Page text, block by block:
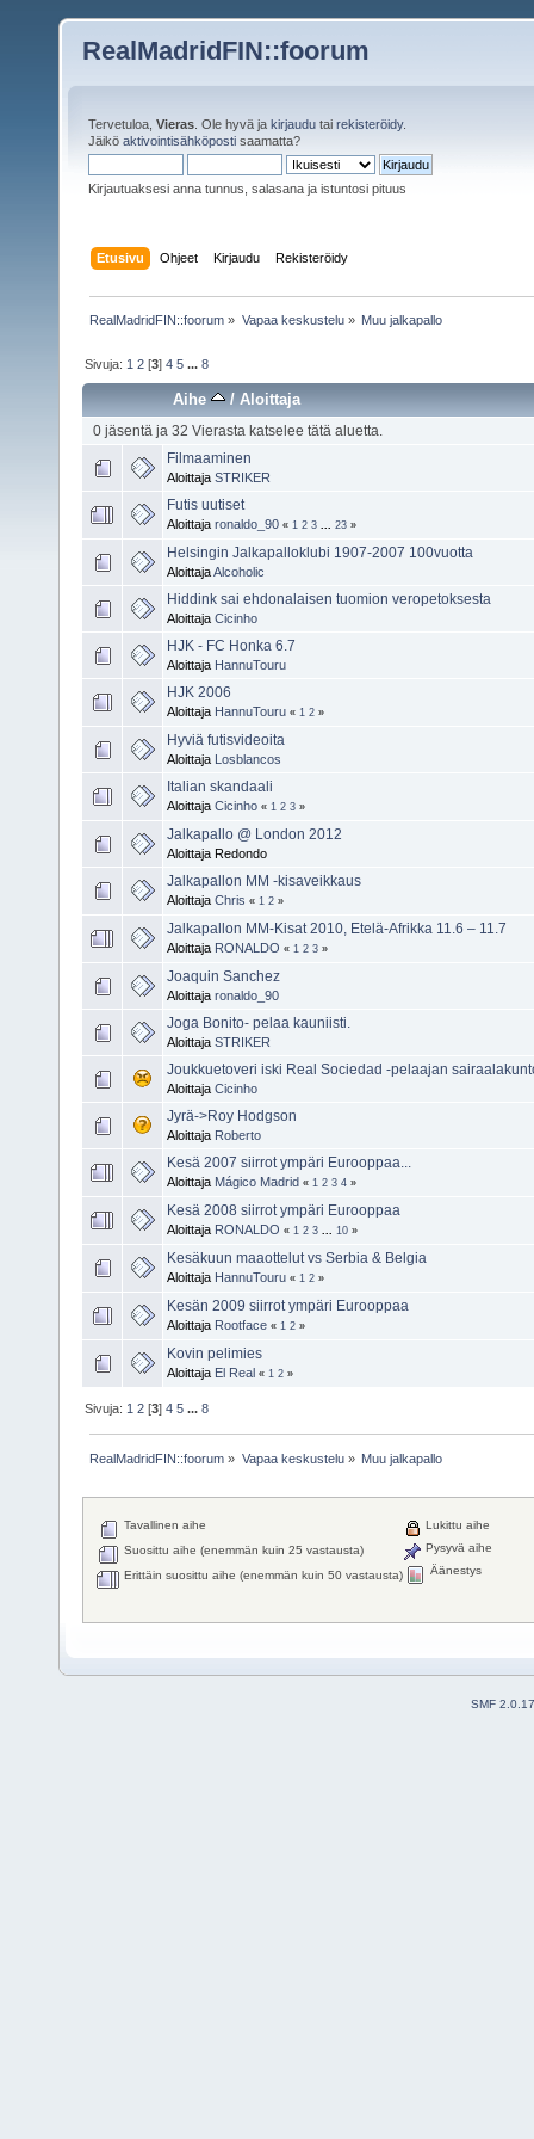
RealMadridFIN::foorum
Tervetuloa, Vieras . Ole hyvä ja kirjaudu tai rekisteröidy.
Jäikö aktivointisähköposti saamatta?
Kirjautuaksesi anna tunnus, salasana ja istuntosi pituus
Etusivu Ohjeet Kirjaudu Rekisteröidy
RealMadridFIN::foorum » Vapaa keskustelu» Muu jalkapallo
Sivuja: 1 2 [3]4 5 ...8
Aihe /Aloittaja
0 jäsentä ja 32 Vierasta katselee tätä aluetta.
Filmaaminen
Aloittaja STRIKER
Futis uutiset
Aloittaja ronaldo_90 « 1 2 3 23 »
Helsingin Jalkapalloklubi 1907-2007 100vuotta
AloittajaAlcoholic
Hiddink sai ehdonalaisen tuomion veropetoksesta
Aloittaja Cicinho
HJK - FC Honka 6.7
Aloittaja HannuTouru
HJK 2006
Aloittaja HannuTouru « 1 2 »
Hyviä futisvideoita
Aloittaja Losblancos
Italian skandaali
Aloittaja Cicinho « 1 2 3 »
Jalkapallo @ London 2012
Aloittaja Redondo
Jalkapallon MM -kisaveikkaus
Aloittaja Chris « 1 2 »
Jalkapallon MM-Kisat 2010, Etelä-Afrikka 11.6 – 11.7
Aloittaja RONALDO « 1 2 3 »
Joaquin Sanchez
Aloittaja ronaldo_90
Joga Bonito- pelaa kauniisti.
Aloittaja STRIKER
Joukkuetoveri iski Real Sociedad -pelaajan
Aloittaja Cicinho
Jyrä->Roy Hodgson
Aloittaja Roberto
Kesä 2007 siirrot ympäri Eurooppaa...
Aloittaja Mágico Madrid « 1 2 3 4 »
Kesä 2008 siirrot ympäri Eurooppaa
Aloittaja RONALDO « 1 2 3 10 »
Kesäkuun maaottelut vs Serbia & Belgia
Aloittaja HannuTouru « 1 2 »
Kesän 2009 siirrot ympäri Eurooppaa
Aloittaja Rootface « 1 2 »
Kovin pelimies
Aloittaja El Real « 1 2 »
Sivuja: 1 2 [3]4 5 ...8
RealMadridFIN::foorum » Vapaa keskustelu» Muu jalkapallo
Tavallinen aihe
Suosittu aihe (enemmän kuin 25 vastausta)
Erittäin suosittu aihe (enemmän kuin 50 vastausta)
Lukittu aihe
Pysyvä aihe
Äänestys
SMF 2.0.17